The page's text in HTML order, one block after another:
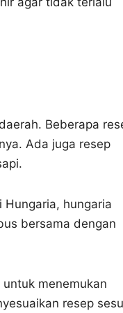
Beberapa
Ada juga resep
hungaria
bersama dengan
menemukan
resep